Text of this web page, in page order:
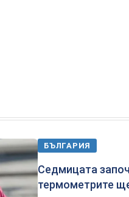
БЪЛГАРИЯ
Седмицата
термометрите